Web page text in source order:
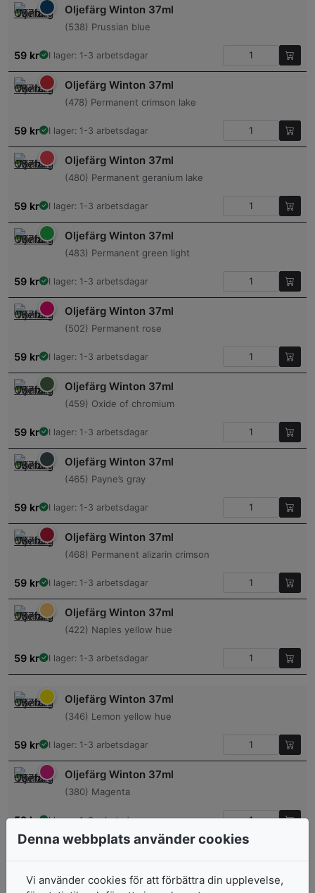
Oljefärg Winton 37ml
(538) Prussian blue
59 kr I lager: 1-3 arbetsdagar
Oljefärg Winton 37ml
(478) Permanent crimson lake
59 kr I lager: 1-3 arbetsdagar
Oljefärg Winton 37ml
(480) Permanent geranium lake
59 kr I lager: 1-3 arbetsdagar
Oljefärg Winton 37ml
(483) Permanent green light
59 kr I lager: 1-3 arbetsdagar
Oljefärg Winton 37ml
(502) Permanent rose
59 kr I lager: 1-3 arbetsdagar
Oljefärg Winton 37ml
(459) Oxide of chromium
59 kr I lager: 1-3 arbetsdagar
Oljefärg Winton 37ml
(465) Payne’s gray
59 kr I lager: 1-3 arbetsdagar
Oljefärg Winton 37ml
(468) Permanent alizarin crimson
59 kr I lager: 1-3 arbetsdagar
Oljefärg Winton 37ml
(422) Naples yellow hue
59 kr I lager: 1-3 arbetsdagar
Oljefärg Winton 37ml
(346) Lemon yellow hue
59 kr I lager: 1-3 arbetsdagar
Oljefärg Winton 37ml
(380) Magenta
59kr I lager: 1-3 arbetsdagar
Oljefärg Winton 37ml
Denna webbplats använder cookies
Vi använder cookies för att förbättra din upplevelse,